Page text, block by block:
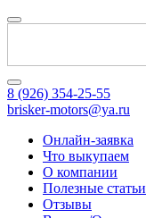
8 (926) 354-25-55
brisker-motors@ya.ru
Онлайн-заявка
Что выкупаем
О компании
Полезные статьи
Отзывы